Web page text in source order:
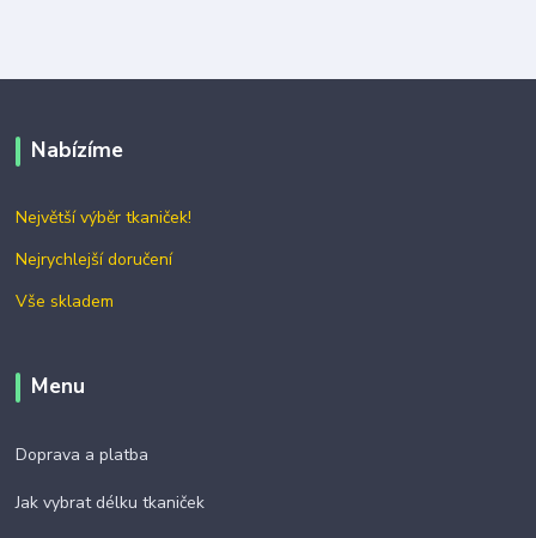
Nabízíme
Největší výběr tkaniček!
Nejrychlejší doručení
Vše skladem
Menu
Doprava a platba
Jak vybrat délku tkaniček